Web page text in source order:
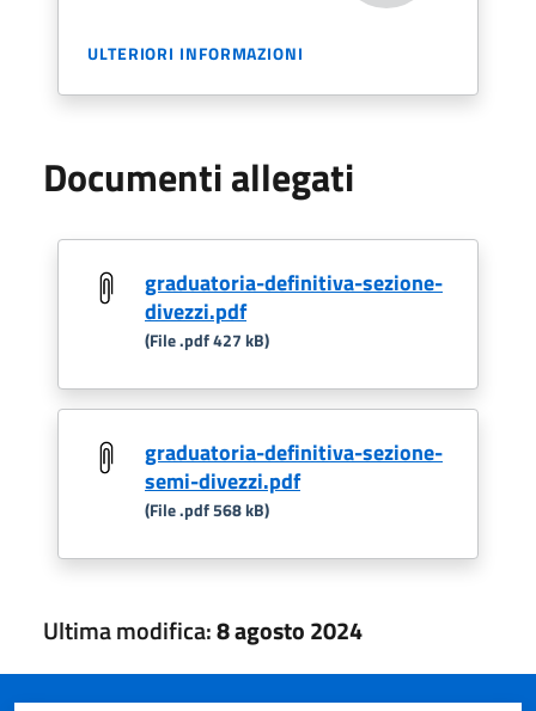
ULTERIORI INFORMAZIONI
Documenti allegati
graduatoria-definitiva-sezione-
divezzi.pdf
(File .pdf 427 kB)
graduatoria-definitiva-sezione-
semi-divezzi.pdf
(File .pdf 568 kB)
Ultima modifica:8 agosto 2024